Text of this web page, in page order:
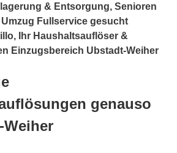
& Entsorgung, Senioren
Fullservice gesucht
Ihr Haushaltsauflöser &
Einzugsbereich Ubstadt-Weiher
genauso